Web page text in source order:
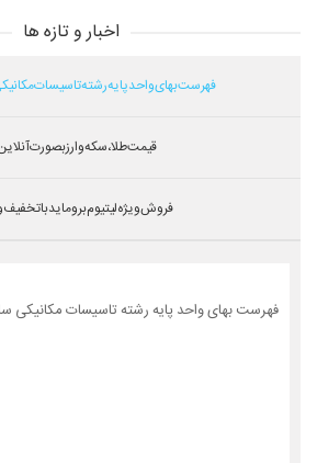
اخبار و تازه ها
فهرست بهای واحد پایه رشته تاسیسات مکانیکی
قیمت طلا،سکه و ارز بصورت
فروش ویژه لیتیوم بروماید با تخفیف
فهرست بهای واحد پایه رشته تاسیسات مکانیکی سال